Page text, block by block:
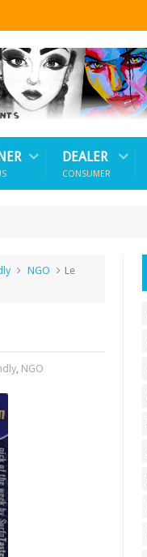
DEALER
CONSUMER
NGO
Le
, NGO